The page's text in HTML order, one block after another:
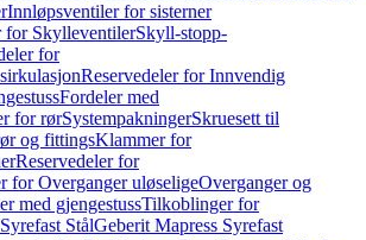
Innløpsventiler for sisterner
for SkylleventilerSkyll-stopp-
for
Reservedeler for Innvendig
Fordeler med
for rørSystempakningerSkruesett til
og fittingsKlammer for
Reservedeler for
for Overganger uløseligeOverganger og
med gjengestussTilkoblinger for
StålGeberit Mapress Syrefast